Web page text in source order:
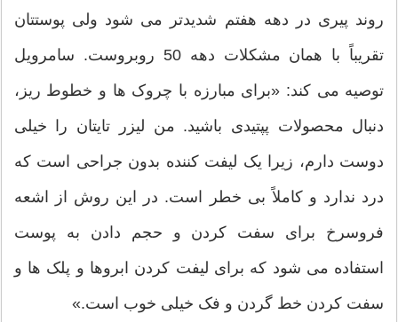
روند پیری در دهه هفتم شدیدتر می شود ولی پوستتان
تقریباً با همان مشکلات دهه 50 روبروست. سامرویل
توصیه می کند: «برای مبارزه با چروک ها و خطوط ریز،
دنبال محصولات پپتیدی باشید. من لیزر تایتان را خیلی
دوست دارم، زیرا یک لیفت کننده بدون جراحی است که
درد ندارد و کاملاً بی خطر است. در این روش از اشعه
فروسرخ برای سفت کردن و حجم دادن به پوست
استفاده می شود که برای لیفت کردن ابروها و پلک ها و
سفت کردن خط گردن و فک خیلی خوب است.»